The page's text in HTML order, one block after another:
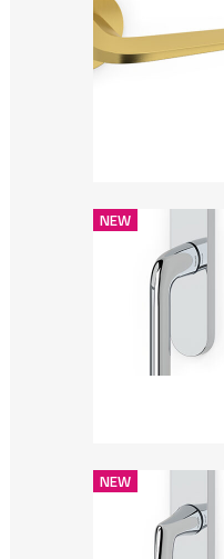
NEW
NEW